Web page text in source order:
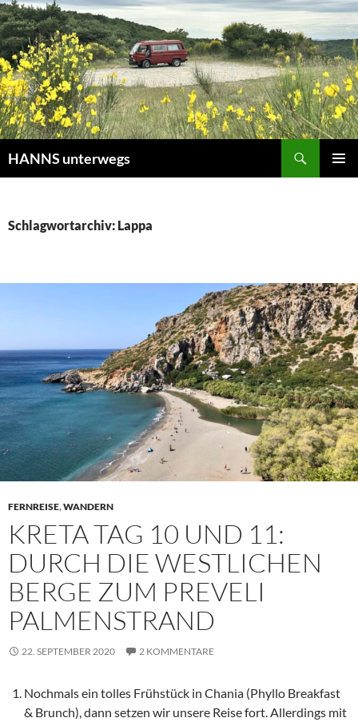
Zum
Inhalt
springen
HANNS unterwegs
Schlagwortarchiv: Lappa
FERNREISE,WANDERN
KRETA TAG 10 UND 11:
DURCH DIE WESTLICHEN
BERGE ZUM PREVELI
PALMENSTRAND
22. SEPTEMBER 2020 2 KOMMENTARE
Nochmals ein tolles Frühstück in Chania (Phyllo Breakfast
& Brunch), dann setzen wir unsere Reise fort. Allerdings mit